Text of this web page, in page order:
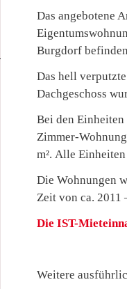
Das angebotene
Burgdorf
Das hell
Dachgeschoss
Bei den
Zimmer-
m². Alle
Die Wohnungen
Zeit von ca. 2011
Die IST-
Weitere